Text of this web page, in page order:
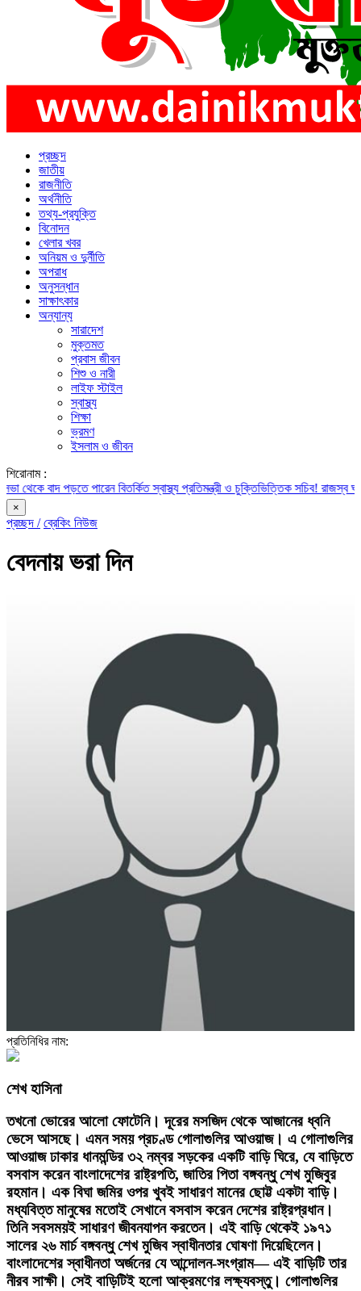
প্রচ্ছদ
জাতীয়
রাজনীতি
অর্থনীতি
তথ্য-প্রযুক্তি
বিনোদন
খেলার খবর
অনিয়ম ও দুর্নীতি
অপরাধ
অনুসন্ধান
সাক্ষাৎকার
অন্যান্য
সারাদেশ
মুক্তমত
প্রবাস জীবন
শিশু ও নারী
লাইফ স্টাইল
স্বাস্থ্য
শিক্ষা
ভ্রমণ
ইসলাম ও জীবন
শিরোনাম :
পড়তে পারেন বিতর্কিত স্বাস্থ্য প্রতিমন্ত্রী ও চুক্তিভিত্তিক সচিব!রাজস্ব ঘাটতি ৮৮
×
প্রচ্ছদ / ব্রেকিং নিউজ
বেদনায় ভরা দিন
প্রতিনিধির নাম:
শেখ হাসিনা
তখনো ভোরের আলো ফোটেনি। দূরের মসজিদ থেকে আজানের ধ্বনি
ভেসে আসছে। এমন সময় প্রচণ্ড গোলাগুলির আওয়াজ। এ গোলাগুলির
আওয়াজ ঢাকার ধানমন্ডির ৩২ নম্বর সড়কের একটি বাড়ি ঘিরে, যে বাড়িতে
বসবাস করেন বাংলাদেশের রাষ্ট্রপতি, জাতির পিতা বঙ্গবন্ধু শেখ মুজিবুর
রহমান। এক বিঘা জমির ওপর খুবই সাধারণ মানের ছোট্ট একটা বাড়ি।
মধ্যবিত্ত মানুষের মতোই সেখানে বসবাস করেন দেশের রাষ্ট্রপ্রধান।
তিনি সবসময়ই সাধারণ জীবনযাপন করতেন। এই বাড়ি থেকেই ১৯৭১
সালের ২৬ মার্চ বঙ্গবন্ধু শেখ মুজিব স্বাধীনতার ঘোষণা দিয়েছিলেন।
বাংলাদেশের স্বাধীনতা অর্জনের যে আন্দোলন-সংগ্রাম— এই বাড়িটি তার
নীরব সাক্ষী। সেই বাড়িটিই হলো আক্রমণের লক্ষ্যবস্তু। গোলাগুলির